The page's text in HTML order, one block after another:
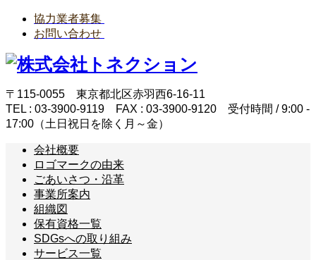
協力業者募集
お問い合わせ
〒115-0055 東京都北区赤羽西6-16-11
TEL : 03-3900-9119 FAX : 03-3900-9120 受付時間 / 9:00 -
17:00（土日祝日を除く月～金）
会社概要
ロゴマークの由来
ごあいさつ・沿革
事業所案内
組織図
保有資格一覧
SDGsへの取り組み
サービス一覧